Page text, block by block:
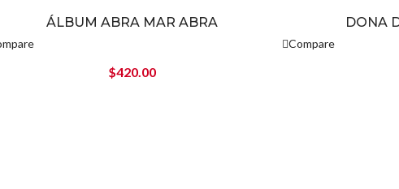
ÁLBUM ABRA MAR ABRA
$420.00
DONA
Compare